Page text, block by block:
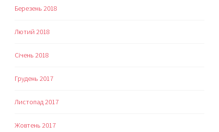
Березень 2018
Лютий 2018
Січень 2018
Грудень 2017
Листопад 2017
Жовтень 2017